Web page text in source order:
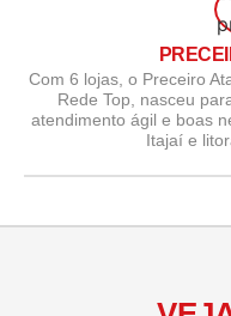
Com 6 lojas, o Preceiro
Rede Top, nasceu
atendimento ágil e boas
Itajaí e